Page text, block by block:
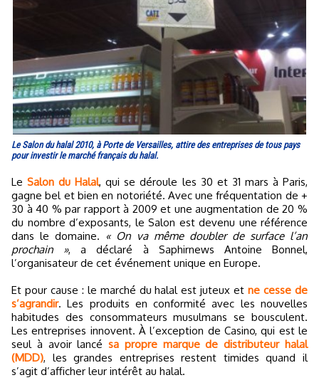
Le Salon du halal 2010, à Porte de Versailles, attire des entreprises de tous pays
pour investir le marché français du halal.
LeSalon du Halal, qui se déroule les 30 et 31 mars à Paris,
gagne bel et bien en notoriété. Avec une fréquentation de +
30 à 40 % par rapport à 2009 et une augmentation de 20 %
du nombre d’exposants, le Salon est devenu une référence
dans le domaine. « On va même doubler de surface l’an
prochain », a déclaré à Saphirnews Antoine Bonnel,
l’organisateur de cet événement unique en Europe.
Et pour cause : le marché du halal est juteux etne cesse de
s’agrandir. Les produits en conformité avec les nouvelles
habitudes des consommateurs musulmans se bousculent.
Les entreprises innovent. À l’exception de Casino, qui est le
seul à avoir lancésa propre marque de distributeur halal
(MDD), les grandes entreprises restent timides quand il
s’agit d’afficher leur intérêt au halal.